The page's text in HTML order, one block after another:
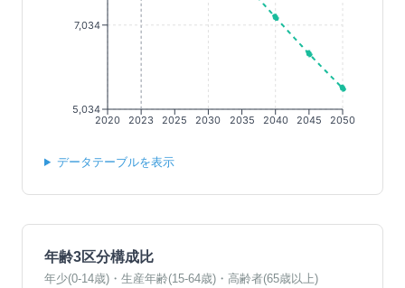
2020 2023 2025 2030 2035 2040 2045 2050
5,034
7,034
データテーブルを表示
年齢3区分構成比
年少(0-14歳)・生産年齢(15-64歳)・高齢者(65歳以上)